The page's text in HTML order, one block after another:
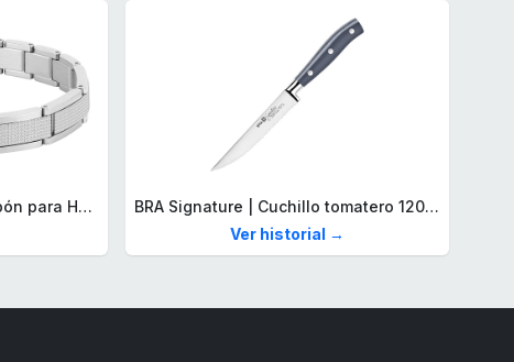
Lacoste Brazalete de eslabón para Hombre Colección STENCIL de Acero inoxidable
BRA Signature | Cuchillo tomatero 120 mm, Acero Inoxidable alemán forjado con Molibdeno Vanadio, Mango Remachado ABS, Diseño Ergonómico, Hoja 1,6 mm espesor
Ver historial →